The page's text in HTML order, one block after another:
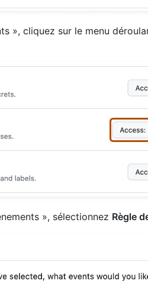
», cliquez sur le menu
», sélectionnez Règle